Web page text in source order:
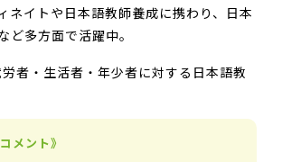
ネイトや日本語教師養成に携わり、日本
ど多方面で活躍中。
者・生活者・年少者に対する日本語教
メント》